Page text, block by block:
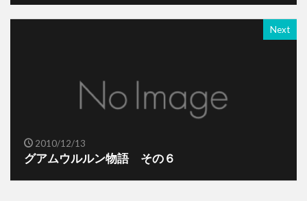
Next
2010/12/13
グアムウルルン物語 その６